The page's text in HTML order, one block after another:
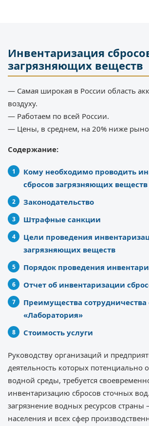
Инвентаризация
загрязняющих веществ
— Самая широкая в России область
воздуху.
— Работаем по всей России.
— Цены, в среднем, на 20% ниже
Содержание:
Кому необходимо проводить
сбросов загрязняющих веществ
Законодательство
Штрафные санкции
Цели проведения
загрязняющих веществ
Порядок проведения
Отчет об инвентаризации
Преимущества сотрудничества
«Лаборатория»
Стоимость услуги
Руководству организаций и
деятельность которых потенциально
водной среды, требуется
инвентаризацию сбросов сточных
загрязнение водных ресурсов страны
населения и всех сфер